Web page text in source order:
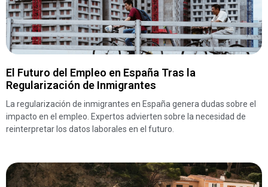
El Futuro del Empleo en España Tras la
Regularización de Inmigrantes
La regularización de inmigrantes en España genera dudas sobre el
impacto en el empleo. Expertos advierten sobre la necesidad de
reinterpretar los datos laborales en el futuro.